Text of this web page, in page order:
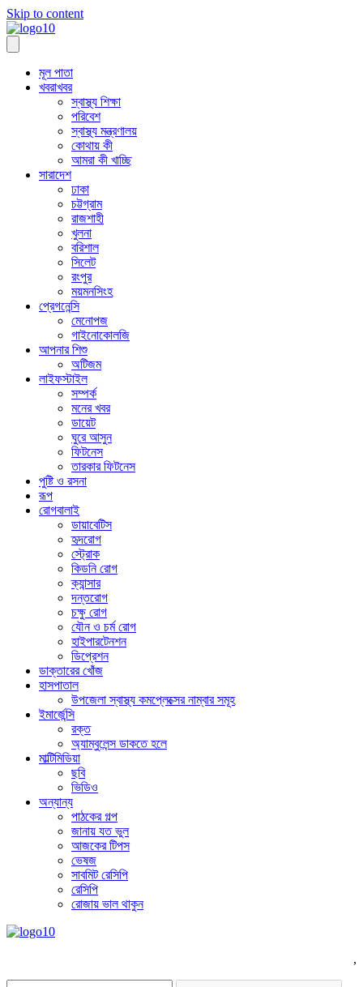
Skip to content
মূল পাতা
খবরাখবর
স্বাস্থ্য শিক্ষা
পরিবেশ
স্বাস্থ্য মন্ত্রণালয়
কোথায় কী
আমরা কী খাচ্ছি
সারাদেশ
ঢাকা
চট্টগ্রাম
রাজশাহী
খুলনা
বরিশাল
সিলেট
রংপুর
ময়মনসিংহ
প্রেগনেন্সি
মেনোপজ
গাইনোকোলজি
আপনার শিশু
অটিজম
লাইফস্টাইল
সম্পর্ক
মনের খবর
ডায়েট
ঘুরে আসুন
ফিটনেস
তারকার ফিটনেস
পুষ্টি ও রসনা
রূপ
রোগবালাই
ডায়াবেটিস
হৃদরোগ
স্ট্রোক
কিডনি রোগ
ক্যান্সার
দন্তরোগ
চক্ষু রোগ
যৌন ও চর্ম রোগ
হাইপারটেনশন
ডিপ্রেশন
ডাক্তারের খোঁজ
হাসপাতাল
উপজেলা স্বাস্থ্য কমপ্লেক্সের নাম্বার সমূহ
ইমার্জেন্সি
রক্ত
অ্যাম্বুলেন্স ডাকতে হলে
মাল্টিমিডিয়া
ছবি
ভিডিও
অন্যান্য
পাঠকের গল্প
জানায় যত ভুল
আজকের টিপস
ভেষজ
সাবমিট রেসিপি
রেসিপি
রোজায় ভাল থাকুন
,